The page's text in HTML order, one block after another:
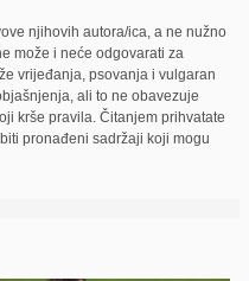
njihovih autora/ica, a ne nužno
može i neće odgovarati za
vrijeđanja, psovanja i vulgaran
ali to ne obavezuje
krše pravila. Čitanjem prihvatate
pronađeni sadržaji koji mogu